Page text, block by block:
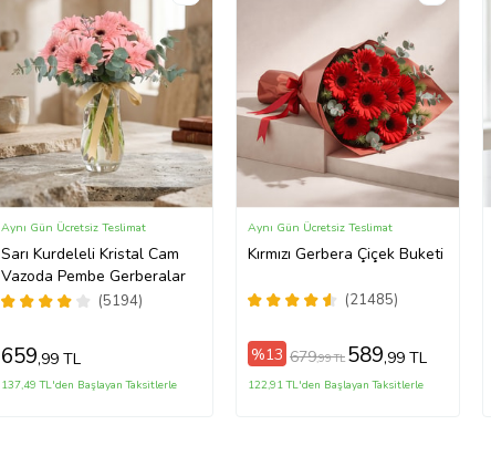
Sarı Kurdeleli Kristal Cam
Vazoda Pembe Gerberalar
(5194)
Aynı Gün Ücretsiz Teslimat
659,99 TL
137,49 TL'den Başlayan Taksitlerle
Kırmızı Gerbera Çiçek Buketi
(21485)
Aynı Gün Ücretsiz Teslimat
%13 679,99 TL 589,99 TL
122,91 TL'den Başlayan Taksitlerle